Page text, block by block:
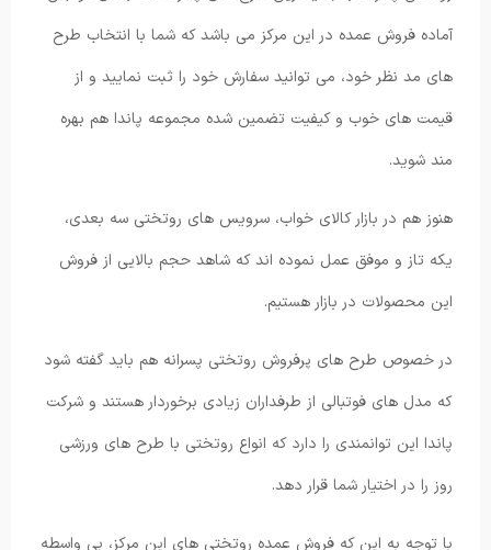
آماده فروش عمده در این مرکز می باشد که شما با انتخاب طرح
های مد نظر خود، می توانید سفارش خود را ثبت نمایید و از
قیمت های خوب و کیفیت تضمین شده مجموعه پاندا هم بهره
مند شوید.
هنوز هم در بازار کالای خواب، سرویس های روتختی سه بعدی،
یکه تاز و موفق عمل نموده اند که شاهد حجم بالایی از فروش
این محصولات در بازار هستیم.
در خصوص طرح های پرفروش روتختی پسرانه هم باید گفته شود
که مدل های فوتبالی از طرفداران زیادی برخوردار هستند و شرکت
پاندا این توانمندی را دارد که انواع روتختی با طرح های ورزشی
روز را در اختیار شما قرار دهد.
با توجه به این که فروش عمده روتختی های این مرکز، بی واسطه